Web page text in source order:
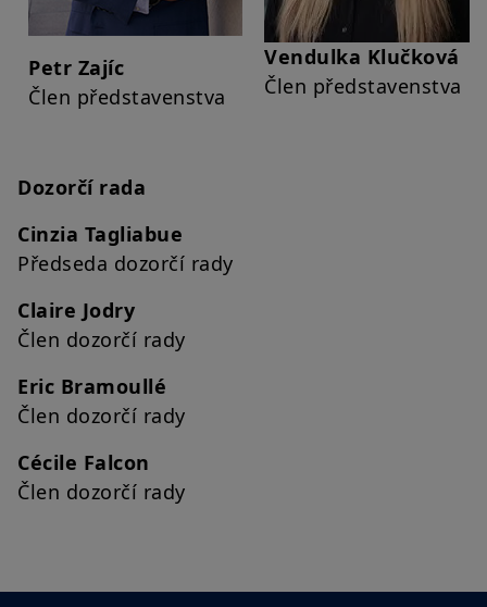
Petr Zajíc
Člen představenstva
Vendulka Klučková
Člen představenstva
Dozorčí rada
Cinzia Tagliabue
Předseda dozorčí rady
Claire Jodry
Člen dozorčí rady
Eric Bramoullé
Člen dozorčí rady
Cécile Falcon
Člen dozorčí rady